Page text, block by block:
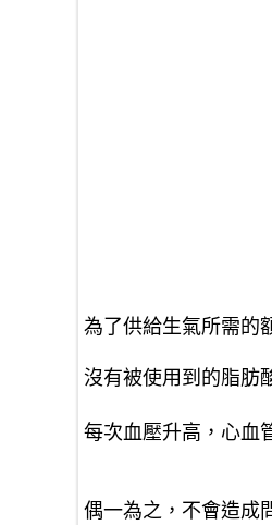
為了供給生氣所需的
沒有被使用到的脂肪
每次血壓升高，心血
偶一為之，不會造成